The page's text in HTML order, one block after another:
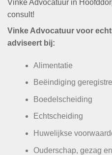
Vinke Advocatuur in
consult!
Vinke Advocatuur voor
adviseert bij:
Alimentatie
Beëindiging
Boedelscheiding
Echtscheiding
Huwelijkse
Ouderschap, gezag